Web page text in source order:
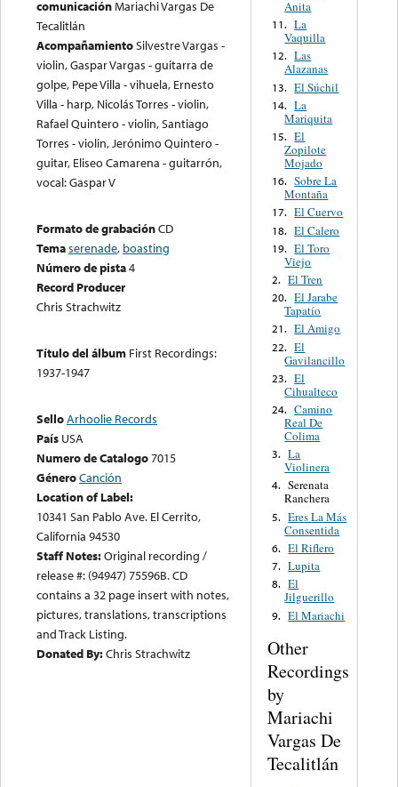
comunicaciónMariachi Vargas De
Tecalitlán
AcompañamientoSilvestre Vargas -
violin, Gaspar Vargas - guitarra de
golpe, Pepe Villa - vihuela, Ernesto
Villa - harp, Nicolás Torres - violin,
Rafael Quintero - violin, Santiago
Torres - violin, Jerónimo Quintero -
guitar, Eliseo Camarena - guitarrón,
vocal: Gaspar V
Formato de grabaciónCD
Temaserenade, boasting
Número de pista4
Record Producer
Chris Strachwitz
Título del álbum First Recordings:
1937-1947
SelloArhoolie Records
País USA
Numero de Catalogo7015
GéneroCanción
Location of Label:
10341 San Pablo Ave. El Cerrito,
California 94530
Staff Notes:Original recording /
release #: (94947) 75596B. CD
contains a 32 page insert with notes,
pictures, translations, transcriptions
and Track Listing.
Donated By:Chris Strachwitz
Anita
11. La
Vaquilla
12. Las
Alazanas
13. El Súchil
14. La
Mariquita
15. El
Zopilote
Mojado
16. Sobre La
Montaña
17. El Cuervo
18. El Calero
19. El Toro
Viejo
2. El Tren
20. El Jarabe
Tapatío
21. El Amigo
22. El
Gavilancillo
23. El
Cihualteco
24. Camino
Real De
Colima
3. La
Violinera
4. Serenata
Ranchera
5. Eres La Más
Consentida
6. El Riflero
7. Lupita
8. El
Jilguerillo
9. El Mariachi
Other
Recordings
by
Mariachi
Vargas De
Tecalitlán